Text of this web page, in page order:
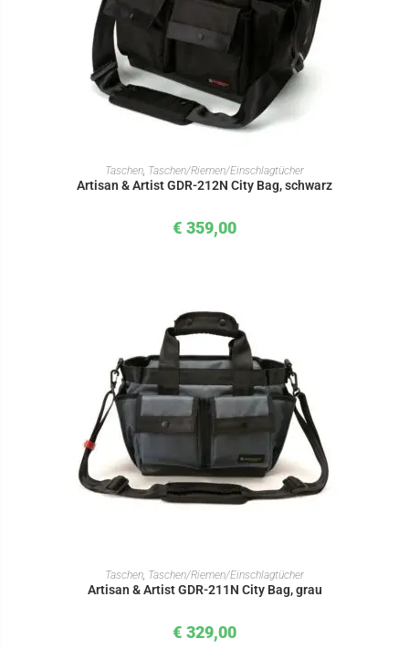
IN DEN WARENKORB
Taschen, Taschen/Riemen/Einschlagtücher
Artisan & Artist GDR-212N City Bag, schwarz
€ 359,00
IN DEN WARENKORB
Taschen, Taschen/Riemen/Einschlagtücher
Artisan & Artist GDR-211N City Bag, grau
€ 329,00